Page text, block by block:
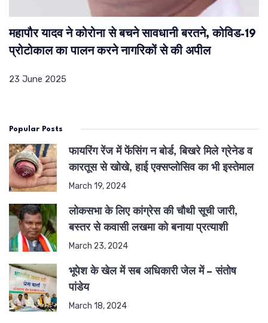
महापौर यादव ने कोरोना से बचने सावधानी बरतने, कोविड-19
प्रोटोकाल का पालन करने नागरिकों से की अपील
23 June 2025
Popular Posts
फायरिंग रेंज में फेंसिंग न बोर्ड, बिखरे मिले ग्रेनेड व
कारतूस से खोखे, हाई एक्सप्लोसिव का भी इस्तेमाल
March 19, 2024
लोकसभा के लिए कांग्रेस की चौथी सूची जारी,
बस्तर से कवासी लखमा को बनाया प्रत्याशी
March 23, 2024
भूपेश के खेल में सब अधिकारी जेल में – संतोष
पांडेय
March 18, 2024